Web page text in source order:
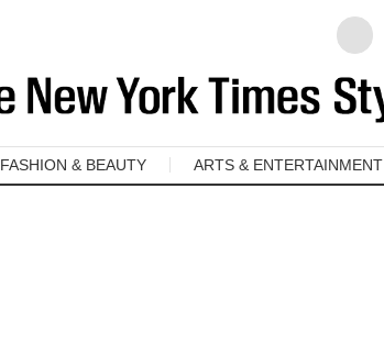
FASHION & BEAUTY ARTS & ENTERTAINMENT